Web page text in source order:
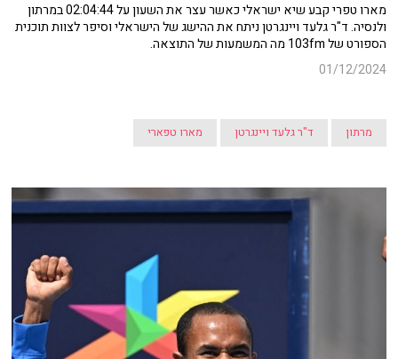
מארו טפרי קבע שיא ישראלי כאשר עצר את השעון על 02:04:44 במרתון
ולנסיה. ד"ר גלעד ויינגרטן ניתח את ההישג של הישראלי וסיפר לצוות תוכנית
הספורט של 103fm מה המשמעות של התוצאה.
01/12/2024
מרתון ד"ר גלעד ויינגרטן מארו טפארי